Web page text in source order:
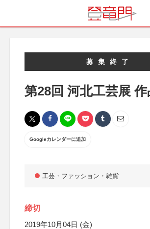
募集終了
第28回 河北工芸展
Googleカレンダーに追加
工芸・ファッション・雑貨
締切
2019年10月04日 (金)